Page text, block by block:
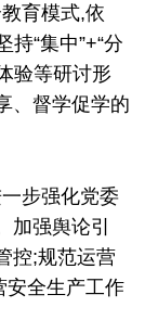
育模式,依
持“集中”+“分
验等研讨形
、督学促学的
步强化党委
加强舆论引
控;规范运营
安全生产工作